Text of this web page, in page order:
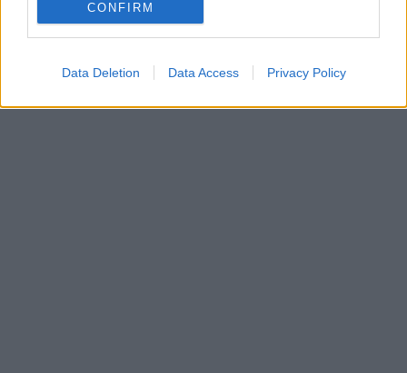
CONFIRM
Data Deletion Data Access Privacy Policy